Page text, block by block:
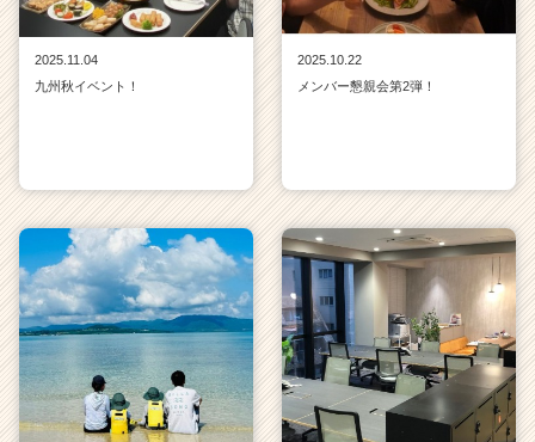
2025.11.04
九州秋イベント！
2025.10.22
メンバー懇親会第2弾！